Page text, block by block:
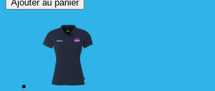
CLASSIC
SHIRT
Femme
Ajouter au panier